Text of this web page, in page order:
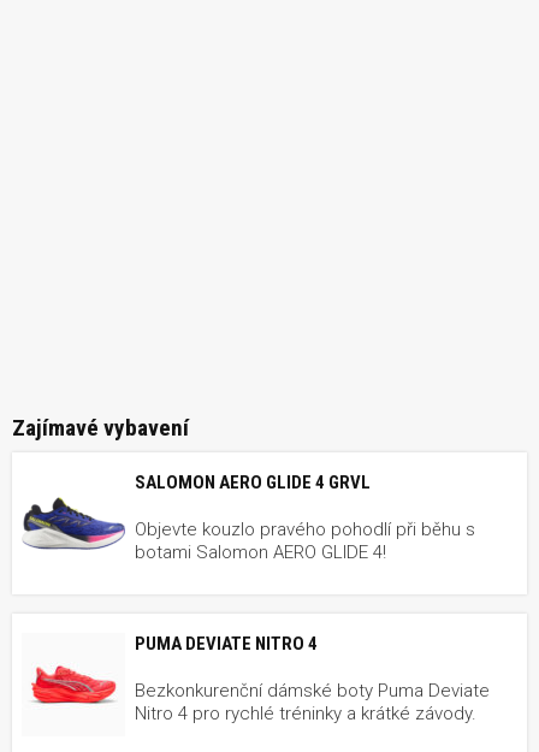
Zajímavé vybavení
SALOMON AERO GLIDE 4 GRVL
Objevte kouzlo pravého pohodlí při běhu s
botami Salomon AERO GLIDE 4!
PUMA DEVIATE NITRO 4
Bezkonkurenční dámské boty Puma Deviate
Nitro 4 pro rychlé tréninky a krátké závody.